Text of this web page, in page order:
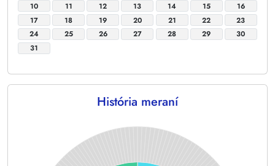
10
11 12 13 14 15
16
17
18 19 20 21 22
23
24
25 26 27 28 29
30
31
História meraní
Chart with 159 data points.